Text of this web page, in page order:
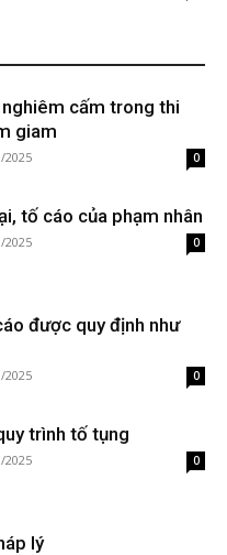
cấm trong thi
giam
2025 0
tố cáo của phạm nhân
2025 0
được quy định như
2025 0
trình tố tụng
2025 0
lý